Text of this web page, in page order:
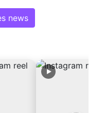
news